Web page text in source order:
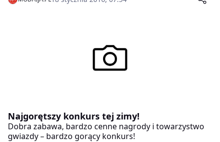
zabawie można wziąć udział wysyłając swoje zdjęcia (ta
zgłaszające fotki czeka 27 nagród, w tym nawet 5.000
zł. Dla głosujących internautów przewidziano 64
Najgorętszy konkurs tej zimy!
Dobra zabawa, bardzo cenne nagrody i towarzystwo
gwiazdy – bardzo gorący konkurs!